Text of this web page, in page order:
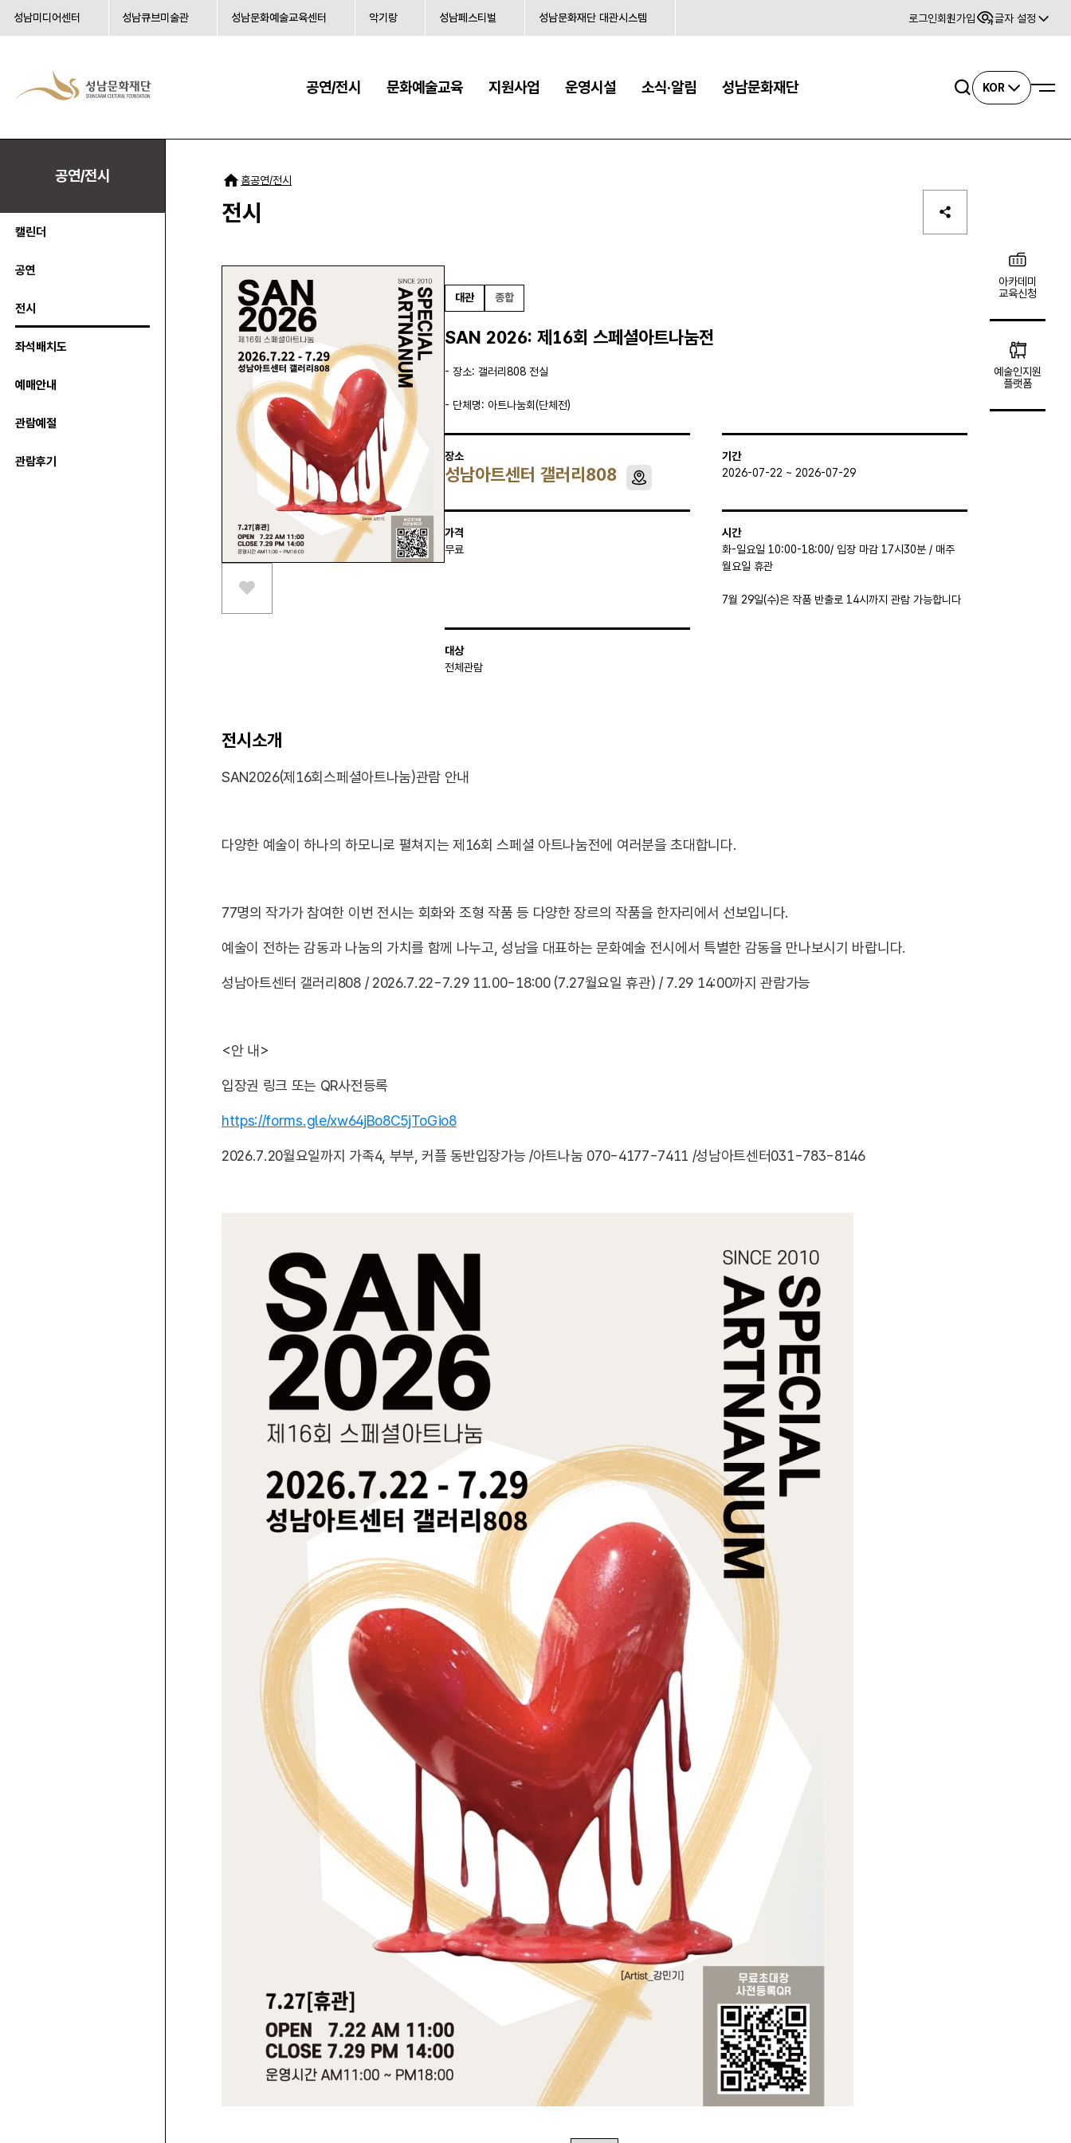
성남미디어센터 성남큐브미술관 성남문화예술교육센터 악기랑 성남페스티벌 성남문화재단 대관시스템
공연/전시 문화예술교육 지원사업 운영시설 소식·알림 성남문화재단
로그인회원가입 글자 설정
검색KOR
공연/전시
캘린더
공연
전시
좌석배치도
예매안내
관람예절
관람후기
홈공연/전시
전시
스크랩하기
대관 종합
SAN 2026: 제16회 스페셜아트나눔전
- 장소: 갤러리808 전실
- 단체명: 아트나눔회(단체전)
장소
성남아트센터 갤러리808
기간
2026-07-22 ~ 2026-07-29
가격
무료
시간
화-일요일 10:00-18:00/ 입장 마감 17시30분 / 매주
월요일 휴관
7월 29일(수)은 작품 반출로 14시까지 관람 가능합니다
대상
전체관람
전시소개
SAN2026(제16회스페셜아트나눔)관람 안내
다양한 예술이 하나의 하모니로 펼쳐지는 제16회 스페셜 아트나눔전에 여러분을 초대합니다.
77명의 작가가 참여한 이번 전시는 회화와 조형 작품 등 다양한 장르의 작품을 한자리에서 선보입니다.
예술이 전하는 감동과 나눔의 가치를 함께 나누고, 성남을 대표하는 문화예술 전시에서 특별한 감동을 만나보시기 바랍니다.
성남아트센터 갤러리808 / 2026.7.22-7.29 11.00-18:00 (7.27월요일 휴관) / 7.29 14:00까지 관람가능
<안 내>
입장권 링크 또는 QR사전등록
https://forms.gle/xw64jBo8C5jToGio8
2026.7.20월요일까지 가족4, 부부, 커플 동반입장가능 /아트나눔 070-4177-7411 /성남아트센터031-783-8146
아카데미
교육신청
예술인지원
플랫폼